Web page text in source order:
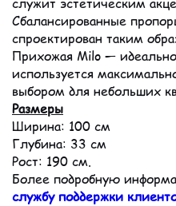
Сбалансированные
спроектирован таким
Прихожая Milo —
используется
выбором для небольших
Размеры
Ширина: 100 см
Глубина: 33 см
Рост: 190 см.
Более подробную
службу поддержки